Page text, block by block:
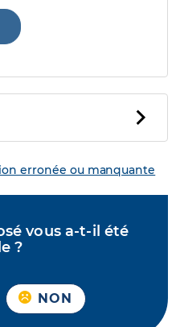
erronée ou manquante
vous a-t-il été
?
NON